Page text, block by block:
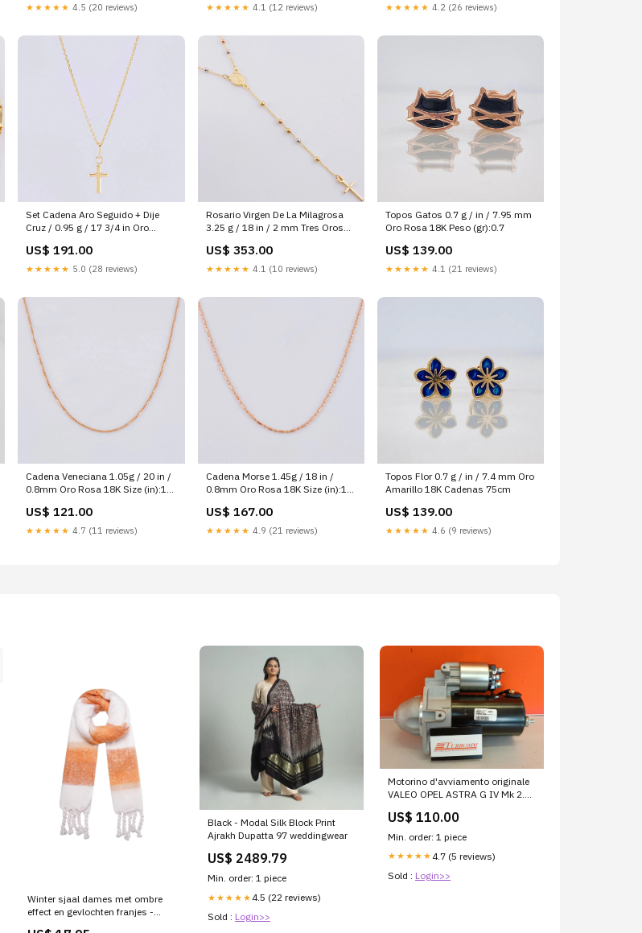
★★★★★ 4.5 (20 reviews) ★★★★★ 4.1 (12 reviews) ★★★★★ 4.2 (26 reviews)
Set Cadena Aro Seguido + Dije
Cruz / 0.95 g / 17 3/4 in Oro
US$ 191.00
★★★★★ 5.0 (28 reviews)
Rosario Virgen De La Milagrosa
3.25 g / 18 in / 2 mm Tres Oros
US$ 353.00
★★★★★ 4.1 (10 reviews)
Topos Gatos 0.7 g / in / 7.95 mm
Oro Rosa 18K Peso (gr):0.7
US$ 139.00
★★★★★ 4.1 (21 reviews)
Cadena Veneciana 1.05g / 20 in /
0.8mm Oro Rosa 18K Size (in):19
US$ 121.00
★★★★★ 4.7 (11 reviews)
Cadena Morse 1.45g / 18 in /
0.8mm Oro Rosa 18K Size (in):17
US$ 167.00
★★★★★ 4.9 (21 reviews)
Topos Flor 0.7 g / in / 7.4 mm Oro
Amarillo 18K Cadenas 75cm
US$ 139.00
★★★★★ 4.6 (9 reviews)
Winter sjaal dames met ombre
effect en gevlochten franjes -
Black - Modal Silk Block Print
Ajrakh Dupatta 97 weddingwear
US$ 2489.79
Min. order: 1 piece
★★★★★ 4.5 (22 reviews)
Sold : Login>>
Motorino d'avviamento originale
VALEO OPEL ASTRA G IV Mk 2.0
0001109055 759688-0005
US$ 110.00
Min. order: 1 piece
★★★★★ 4.7 (5 reviews)
Sold : Login>>